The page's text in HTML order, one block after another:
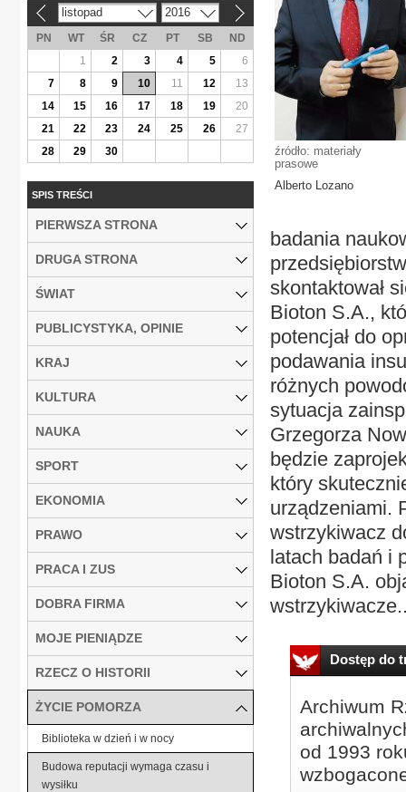
źródło: materiały
prasowe
Alberto Lozano
badania
skontaktował
Bioton S.A.,
potencjał do
podawania
różnych
sytuacja
Grzegorza
będzie
który
urządzeniami.
wstrzykiwacz
latach badań i
Bioton S.A.
Dostęp do
Archiwum
od 1993
listopad 2016
PN WT ŚR CZ PT SB
ND
1
2 3 4 5
6
7
8 9 10 11 12
13
14
15 16 17 18 19
20
21
22 23 24 25 26
27
28
29 30
SPIS TREŚCI
PIERWSZA STRONA
DRUGA STRONA
ŚWIAT
PUBLICYSTYKA, OPINIE
KRAJ
KULTURA
NAUKA
SPORT
EKONOMIA
PRAWO
PRACA I ZUS
DOBRA FIRMA
MOJE PIENIĄDZE
RZECZ O HISTORII
ŻYCIE POMORZA
Biblioteka w dzień i w nocy
Budowa reputacji wymaga czasu i
wysiłku